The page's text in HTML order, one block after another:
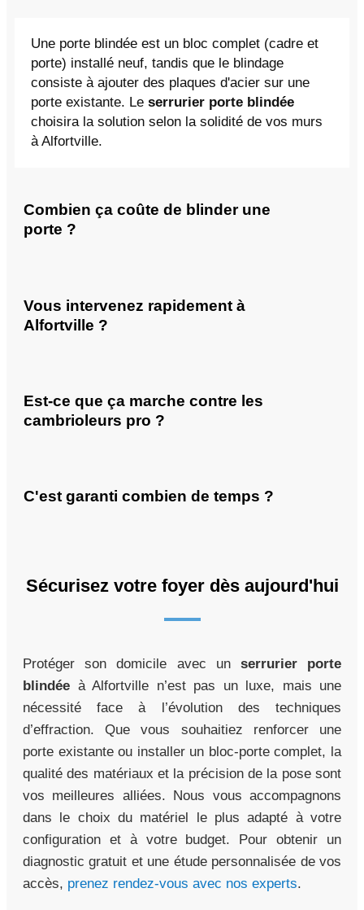
Une porte blindée est un bloc complet (cadre et
porte) installé neuf, tandis que le blindage
consiste à ajouter des plaques d'acier sur une
porte existante. Le serrurier porte blindée
choisira la solution selon la solidité de vos murs
à Alfortville.
Combien ça coûte de blinder une
porte ?
Vous intervenez rapidement à
Alfortville ?
Est-ce que ça marche contre les
cambrioleurs pro ?
C'est garanti combien de temps ?
Sécurisez votre foyer dès aujourd'hui
Protéger son domicile avec un serrurier porte
blindée à Alfortville n’est pas un luxe, mais une
nécessité face à l’évolution des techniques
d’effraction. Que vous souhaitiez renforcer une
porte existante ou installer un bloc-porte complet, la
qualité des matériaux et la précision de la pose sont
vos meilleures alliées. Nous vous accompagnons
dans le choix du matériel le plus adapté à votre
configuration et à votre budget. Pour obtenir un
diagnostic gratuit et une étude personnalisée de vos
accès, prenez rendez-vous avec nos experts.